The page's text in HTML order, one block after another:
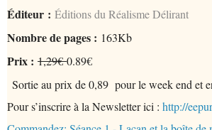
Éditeur : Éditions du Réalisme Délirant
Nombre de pages : 163Kb
Prix : 1,29€0.89€
Sortie au prix de 0,89 pour le week end et
Pour s’inscrire à la Newsletter ici : http://